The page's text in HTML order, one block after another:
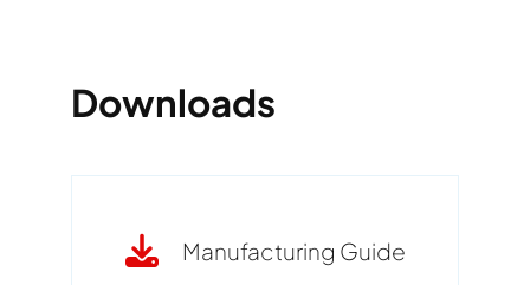
Downloads
Manufacturing Guide